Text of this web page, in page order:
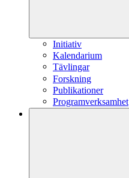
Initiativ
Kalendarium
Tävlingar
Forskning
Publikationer
Programverksamhet